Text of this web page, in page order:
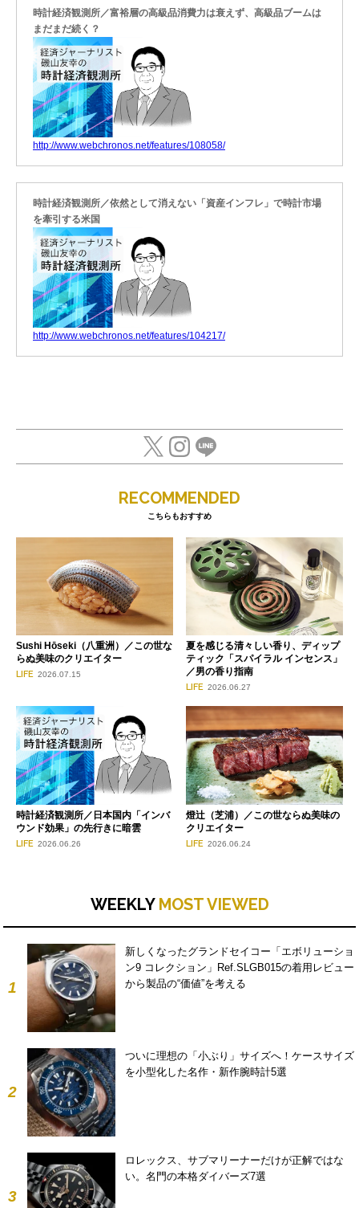
時計経済観測所／富裕層の高級品消費力は衰えず、高級品ブームは
まだまだ続く？
http://www.webchronos.net/features/108058/
時計経済観測所／依然として消えない「資産インフレ」で時計市場
を牽引する米国
http://www.webchronos.net/features/104217/
RECOMMENDED
こちらもおすすめ
Sushi Hōseki（八重洲）／この世な
らぬ美味のクリエイター
LIFE 2026.07.15
夏を感じる清々しい香り、ディップ
ティック「スパイラル インセンス」
／男の香り指南
LIFE 2026.06.27
時計経済観測所／日本国内「インバ
ウンド効果」の先行きに暗雲
LIFE 2026.06.26
燈辻（芝浦）／この世ならぬ美味の
クリエイター
LIFE 2026.06.24
WEEKLY MOST VIEWED
1
新しくなったグランドセイコー「エボリューショ
ン9 コレクション」Ref.SLGB015の着用レビュー
から製品の“価値”を考える
2
ついに理想の「小ぶり」サイズへ！ケースサイズ
を小型化した名作・新作腕時計5選
3
ロレックス、サブマリーナーだけが正解ではな
い。名門の本格ダイバーズ7選